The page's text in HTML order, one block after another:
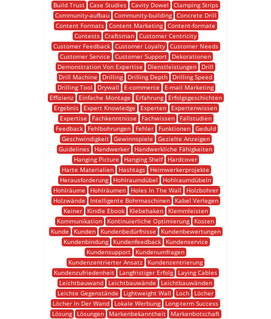
Build Trust
Case Studies Cavity Dowel
Clamping Strips
Community-aufbau
Community-building
Concrete Drill
Content Formats Content Marketing Content-formate
Contests Craftsman Customer Centricity
Customer Feedback
Customer Loyalty
Customer Needs
Customer Service
Customer Support
Dekorationen
Demonstration Von Expertise
Dienstleistungen
Drill
Drill Machine
Drilling Drilling Depth
Drilling Speed
Drilling Tool
Drywall E-commerce
E-mail Marketing
Effizienz
Einfache Montage Erfahrung
Erfolgsgeschichten
Ergebnis
Expert Knowledge Experten
Expertenwissen
Expertise
Fachkenntnisse Fachwissen
Fallstudien
Feedback
Fehlbohrungen Fehler Funktionen
Geduld
Geschwindigkeit
Gewinnspiele
Gezielte Anzeigen
Guidelines
Handwerker
Handwerkliche Fähigkeiten
Hanging Picture
Hanging Shelf
Hardcover
Harte Materialien
Hashtags
Heimwerkerprojekte
Herausforderung
Hohlraumdübel
Hohlraumdübeln
Hohlräume
Hohlräumen Holes In The Wall
Holzbohrer
Holzwände
Intelligente Bohrmaschinen
Kabel Verlegen
Keiner
Kindle Ebook Klebehaken
Klemmleisten
Kommunikation
Kontinuierliche Optimierung
Kosten
Kunde
Kunden Kundenbedürfnisse
Kundenbewertungen
Kundenbindung
Kundenfeedback
Kundenservice
Kundensupport
Kundenumfragen
Kundenzentrierter Ansatz
Kundenzentrierung
Kundenzufriedenheit
Langfristiger Erfolg
Laying Cables
Leichtbauwand
Leichtbauwände
Leichtbauwänden
Leichte Gegenstände
Lightweight Wall Loch
Löcher
Löcher In Der Wand
Lokale Werbung
Long-term Success
Lösung
Lösungen Markenbekanntheit
Markenbotschaft